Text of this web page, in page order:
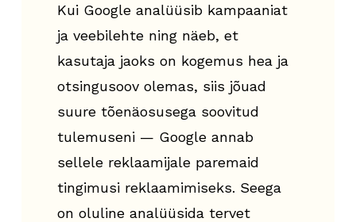
Kui Google analüüsib kampaaniat
ja veebilehte ning näeb, et
kasutaja jaoks on kogemus hea ja
otsingusoov olemas, siis jõuad
suure tõenäosusega soovitud
tulemuseni — Google annab
sellele reklaamijale paremaid
tingimusi reklaamimiseks. Seega
on oluline analüüsida tervet